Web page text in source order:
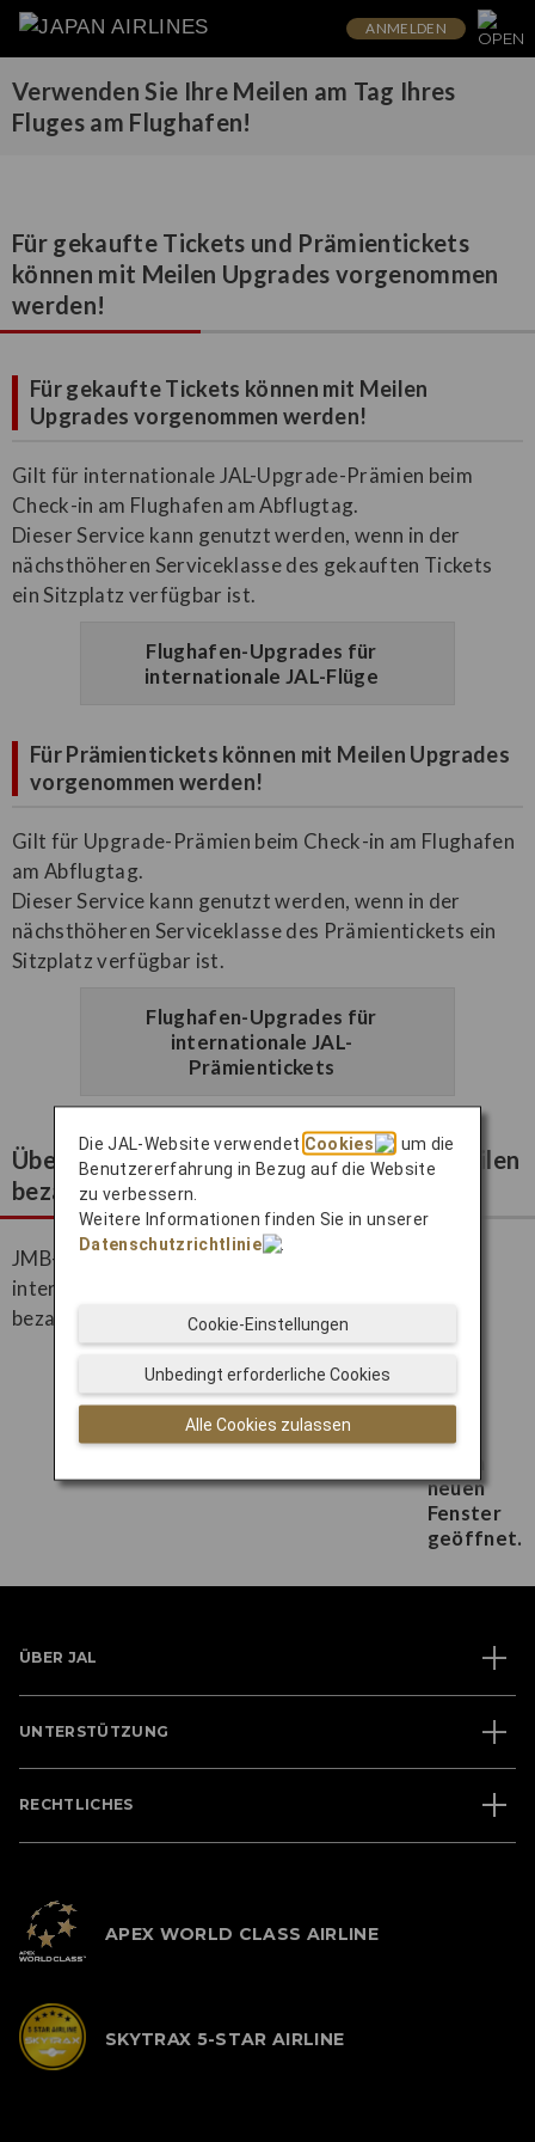
ANMELDEN
Verwenden Sie Ihre Meilen am Tag Ihres
Fluges am Flughafen!
Für gekaufte Tickets und Prämientickets
können mit Meilen Upgrades vorgenommen
werden!
Für gekaufte Tickets können mit Meilen
Upgrades vorgenommen werden!
Gilt für internationale JAL-Upgrade-Prämien beim
Check-in am Flughafen am Abflugtag.
Dieser Service kann genutzt werden, wenn in der
nächsthöheren Serviceklasse des gekauften Tickets
ein Sitzplatz verfügbar ist.
Flughafen-Upgrades für
internationale JAL-Flüge
Für Prämientickets können mit Meilen Upgrades
vorgenommen werden!
Gilt für Upgrade-Prämien beim Check-in am Flughafen
am Abflugtag.
Dieser Service kann genutzt werden, wenn in der
nächsthöheren Serviceklasse des Prämientickets ein
Sitzplatz verfügbar ist.
Flughafen-Upgrades für
internationale JAL-
Prämientickets
Übergepäckgebühren können mit JMB-Meilen
bezahlt werden!
JMB-Meilen können genutzt werden, um auf
internationalen JAL-Flügen für Übergepäck zu
bezahlen.
Mehr erfahren (nur auf Englisch
verfügbar)
ÜBER JAL
UNTERSTÜTZUNG
RECHTLICHES
APEX WORLD CLASS AIRLINE
SKYTRAX 5-STAR AIRLINE
Die JAL-Website verwendet Cookies
, um die
Benutzererfahrung in Bezug auf die Website
zu verbessern.
Weitere Informationen finden Sie in unserer
Datenschutzrichtlinie
.
Alle Cookies zulassen
Unbedingt erforderliche Cookies
Cookie-Einstellungen